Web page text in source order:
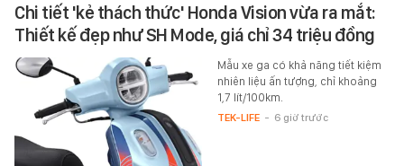
Chi tiết 'kẻ thách thức' Honda Vision vừa ra mắt:
Thiết kế đẹp như SH Mode, giá chỉ 34 triệu đồng
Mẫu xe ga có khả năng tiết kiệm
nhiên liệu ấn tượng, chỉ khoảng
1,7 lít/100km.
TEK-LIFE - 6 giờ trước